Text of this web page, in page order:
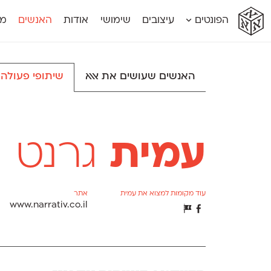
אא
אא
א
א
הפונטים עיצובים שימושי אודות האנשים
האנשים שעושים את אאא שיתופי פעולה
עמית גרנט
עוד מקומות למצוא את עמית
Γ
Δ
אתר
www.narrativ.co.il